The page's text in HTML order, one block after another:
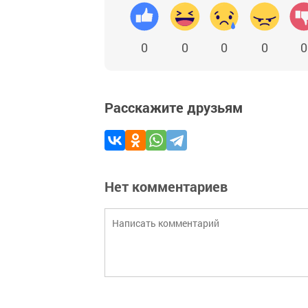
0 0 0 0 0
Расскажите друзьям
Нет комментариев